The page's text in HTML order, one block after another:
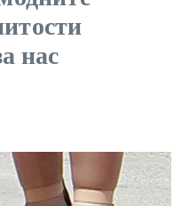
нас